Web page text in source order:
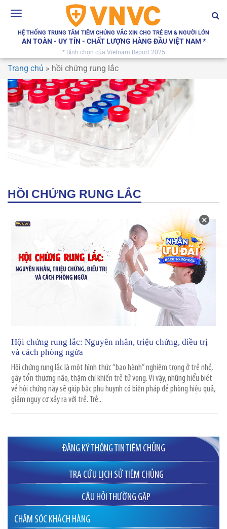
Toggle
HỆ THỐNG TRUNG TÂM TIÊM CHỦNG VẮC XIN CHO TRẺ EM & NGƯỜI LỚN
AN TOÀN - UY TÍN - CHẤT LƯỢNG HÀNG ĐẦU VIỆT NAM *
* Bình chọn của Vietnam Report 2025
Trang chủ » hồi chứng rung lắc
HỒI CHỨNG RUNG LẮC
Hội chứng rung lắc: Nguyên nhân, triệu chứng, điều trị
và cách phòng ngừa
Hội chứng rung lắc là một hình thức “bạo hành” nghiêm trọng ở trẻ nhỏ,
gây tổn thương não, thậm chí khiến trẻ tử vong. Vì vậy, những hiểu biết
về hội chứng này sẽ giúp bậc phụ huynh có biện pháp đề phòng hiệu quả,
giảm nguy cơ xảy ra với trẻ. Trẻ...
ĐĂNG KÝ THÔNG TIN TIÊM CHỦNG
TRA CỨU LỊCH SỬ TIÊM CHỦNG
CÂU HỎI THƯỜNG GẶP
Đăng ký tiêm phòng cho bà bầu ở đâu uy
tín?
CHĂM SÓC KHÁCH HÀNG
×